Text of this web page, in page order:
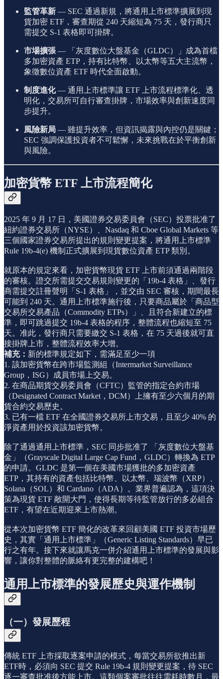
監管革新 — SEC 通過新規，將通用上市標準擴展到現
貨加密 ETF，審查期從 240 天縮短為 75 天，發行商只
需提交 S-1 表格即可掛牌。
市場擴張 — 「灰度數位大盤基金（GLDC）」成為首檔
多加密資產 ETP，持有比特幣、以太幣等五大主流幣，
象徵數位資產 ETF 時代全面啟動。
制度進化— 通用上市標準讓 ETF 上市流程標準化、透
明化，交易所可自行審查掛牌，市場效率與創新速度同
步提升。
風險新局 — 雖提升效率，但資訊揭露與內控仍是關鍵；
SEC 強調保護投資者不可鬆懈，未來挑戰在於平衡創新
與風險。
加密貨幣 ETF 上市流程簡化
2025 年 9 月 17 日，美國證券交易委員會（SEC）投票批准了
紐約證券交易所（NYSE）、Nasdaq 和 Cboe Global Markets 等
三個國家證券交易所提出的規則變更提案，將通用上市標準
Rule 19b-4(e) 機制正式擴展到現貨數位資產 ETP 類別。
就原本的規定來看，加密貨幣現貨 ETF 上市前須通過兩階段
的審核。證交所需提交交易規則變更的「19b-4 表格」、發行
商需提交註冊聲明「S-1 表格」，並交由 SEC 審核，期間最長
可能到 240 天。通用上市標準施行後，只要商品屬於「商品型
交易所交易產品（Commodity ETPs）」、且符合新建立的標
準，即可跳過提交 19b-4 表格的程序，整體流程也縮短至 75
天。准此，發行商只需要繳交 S-1 表格，在 75 天過後就可直
接掛牌上市，整體流程效率大增。
補充： 新的標準規定如下，需滿足至少一項
1. 該加密貨幣在跨市場監測組（Intermarket Surveillance
Group，ISG）成員市場上交易。
2. 在商品期貨交易委員會（CFTC）監管的指定合約市場
（Designated Contract Market，DCM）上擁有至少六個月的期
貨合約交易歷史。
3. 已有一檔 ETF 在全國證券交易所上市交易，且至少 40% 的
淨資產用於投資該加密貨幣。
除了通過通用上市標準，SEC 同步批准了 「灰度數位大盤基
金」（Grayscale Digital Large Cap Fund，GLDC）轉換為 ETP
的申請。GLDC 是第一個在美國市場獲批的多加密資產
ETP，其持有的資產包括比特幣、以太幣、瑞波幣（XRP）、
Solana（SOL）和 Cardano（ADA）。業界普遍認為，這項決
策為現貨 ETF 敞開大門，使得長期等待監管放行的多必組合
ETF，有望在近期迎來上市熱潮。
從本次加密貨幣 ETF 簡化的改革來回顧美國 ETF 投資市場歷
史，其實「通用上市標準」（Generic Listing Standards）早已
行之有年。接下來就讓馬克一併介紹通用上市標準的發展與影
響，讓你對整體的脈絡有更完整的建構吧！
通用上市標準的發展歷史與運作機制
（一）發展歷程
傳統 ETF 上市採取逐案申請的模式，每當交易所欲推出新
ETF時，必須向 SEC 提交 Rule 19b-4 規則變更提案，待 SEC
逐一審查批准後方能上市。這類個案審批往往需耗時數月，最